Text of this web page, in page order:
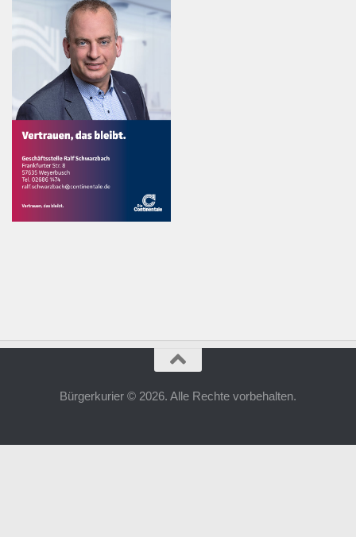
Bürgerkurier © 2026. Alle Rechte vorbehalten.